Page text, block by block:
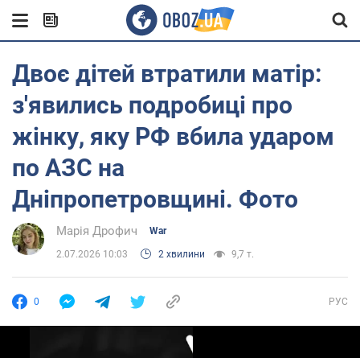
Двоє дітей втратили матір:
з'явились подробиці про
жінку, яку РФ вбила ударом
по АЗС на
Дніпропетровщині. Фото
Марія Дрофич War
2.07.2026 10:03 2 хвилини 9,7 т.
0 РУС